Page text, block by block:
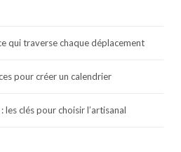
qui traverse chaque déplacement
pour créer un calendrier
clés pour choisir l’artisanal